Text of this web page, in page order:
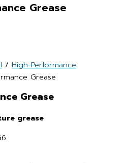
Grease
/ High-Performance
Grease
Grease
grease